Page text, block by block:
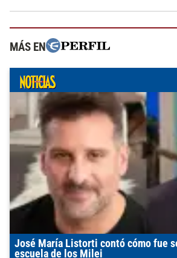
MÁS EN
José María Listorti contó cómo fue
escuela de los Milei